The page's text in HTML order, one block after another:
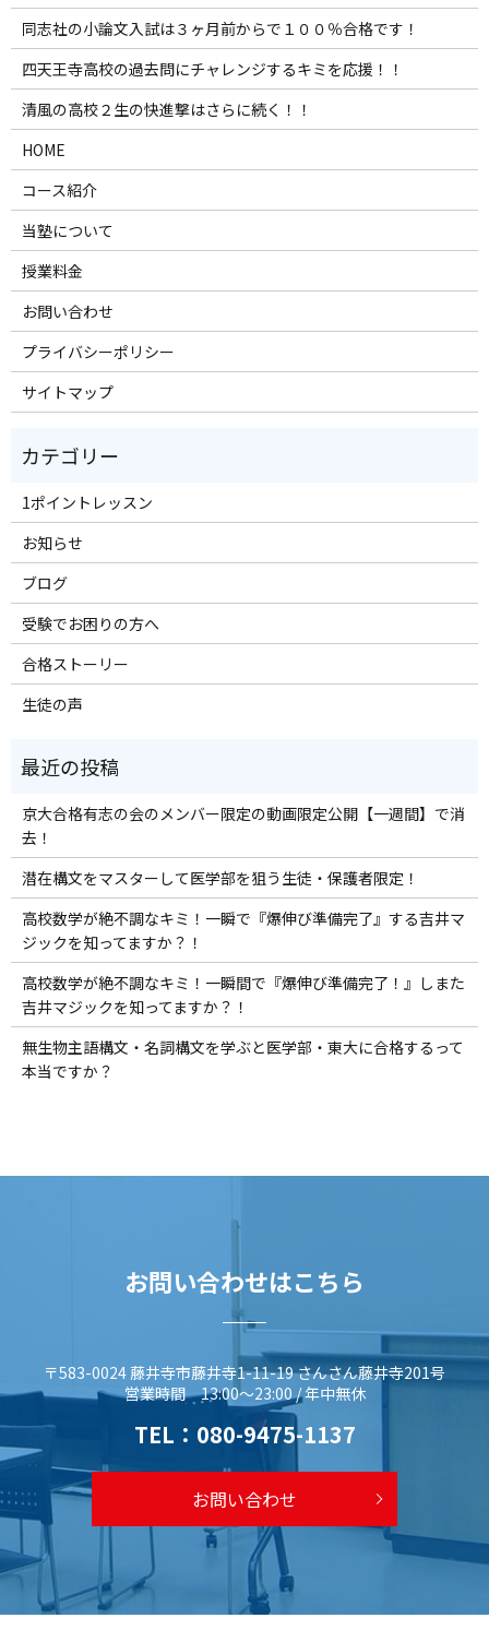
同志社の小論文入試は３ヶ月前からで１００％合格です！
四天王寺高校の過去問にチャレンジするキミを応援！！
清風の高校２生の快進撃はさらに続く！！
HOME
コース紹介
当塾について
授業料金
お問い合わせ
プライバシーポリシー
サイトマップ
1ポイントレッスン
お知らせ
ブログ
受験でお困りの方へ
合格ストーリー
生徒の声
京大合格有志の会のメンバー限定の動画限定公開【一週間】で消
去！
潜在構文をマスターして医学部を狙う生徒・保護者限定！
高校数学が絶不調なキミ！一瞬で『爆伸び準備完了』する吉井マ
ジックを知ってますか？！
高校数学が絶不調なキミ！一瞬間で『爆伸び準備完了！』しまた
吉井マジックを知ってますか？！
無生物主語構文・名詞構文を学ぶと医学部・東大に合格するって
本当ですか？
お問い合わせはこちら
〒583-0024 藤井寺市藤井寺1-11-19 さんさん藤井寺201号
営業時間 13:00～23:00 / 年中無休
TEL： 080-9475-1137
お問い合わせ